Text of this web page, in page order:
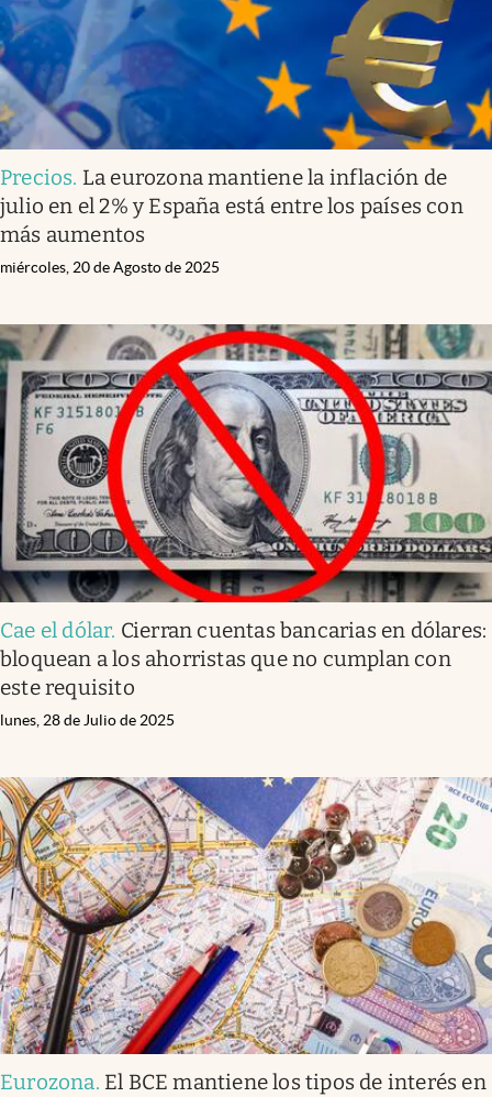
Precios. La eurozona mantiene la inflación de
julio en el 2% y España está entre los países con
más aumentos
miércoles, 20 de Agosto de 2025
Cae el dólar. Cierran cuentas bancarias en dólares:
bloquean a los ahorristas que no cumplan con
este requisito
lunes, 28 de Julio de 2025
Eurozona. El BCE mantiene los tipos de interés en